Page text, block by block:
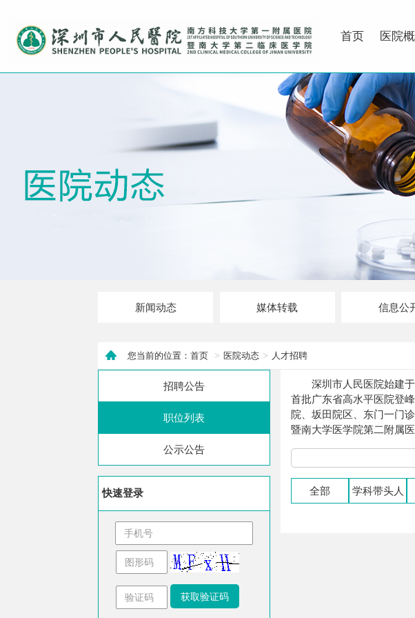
首页 医院
新闻动态 媒体转载 信息公
您当前的位置：首页 医院动态 人才招聘
招聘公告
职位列表
公示公告
快速登录
获取验证码
深圳市人民医院始建
首批广东省高水平医院登
院、坂田院区、东门一门
暨南大学医学院第二附属
全部 学科带头人